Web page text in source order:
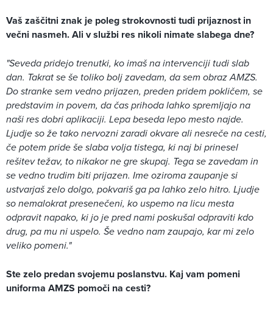
Vaš zaščitni znak je poleg strokovnosti tudi prijaznost in
večni nasmeh. Ali v službi res nikoli nimate slabega dne?
"Seveda pridejo trenutki, ko imaš na intervenciji tudi slab
dan. Takrat se še toliko bolj zavedam, da sem obraz AMZS.
Do stranke sem vedno prijazen, preden pridem pokličem, se
predstavim in povem, da čas prihoda lahko spremljajo na
naši res dobri aplikaciji. Lepa beseda lepo mesto najde.
Ljudje so že tako nervozni zaradi okvare ali nesreče na cesti,
če potem pride še slaba volja tistega, ki naj bi prinesel
rešitev težav, to nikakor ne gre skupaj. Tega se zavedam in
se vedno trudim biti prijazen. Ime oziroma zaupanje si
ustvarjaš zelo dolgo, pokvariš ga pa lahko zelo hitro. Ljudje
so nemalokrat presenečeni, ko uspemo na licu mesta
odpravit napako, ki jo je pred nami poskušal odpraviti kdo
drug, pa mu ni uspelo. Še vedno nam zaupajo, kar mi zelo
veliko pomeni."
Ste zelo predan svojemu poslanstvu. Kaj vam pomeni
uniforma AMZS pomoči na cesti?